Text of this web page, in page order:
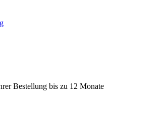
Bestellung bis zu 12 Monate